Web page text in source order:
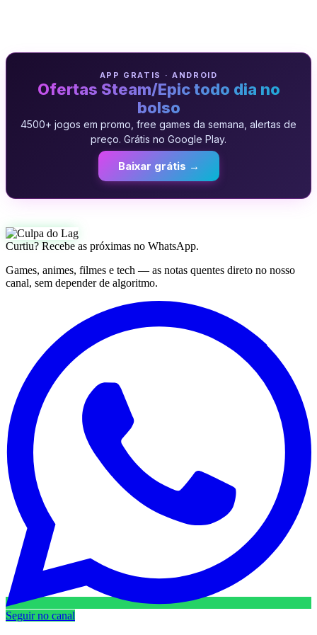
APP GRATIS · ANDROID
Ofertas Steam/Epic todo dia no
bolso
4500+ jogos em promo, free games da semana, alertas de
preço. Grátis no Google Play.
Baixar grátis →
Curtiu? Recebe as próximas no WhatsApp.
Games, animes, filmes e tech — as notas quentes direto no nosso
canal, sem depender de algoritmo.
Seguir no canal